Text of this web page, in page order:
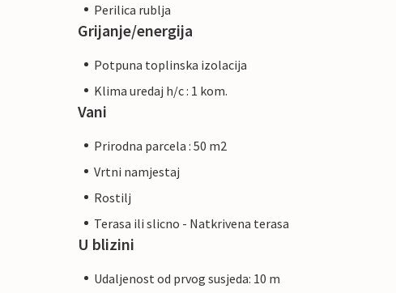
Perilica rublja
Grijanje/energija
Potpuna toplinska izolacija
Klima uredaj h/c : 1 kom.
Vani
Prirodna parcela : 50 m2
Vrtni namjestaj
Rostilj
Terasa ili slicno - Natkrivena terasa
U blizini
Udaljenost od prvog susjeda: 10 m